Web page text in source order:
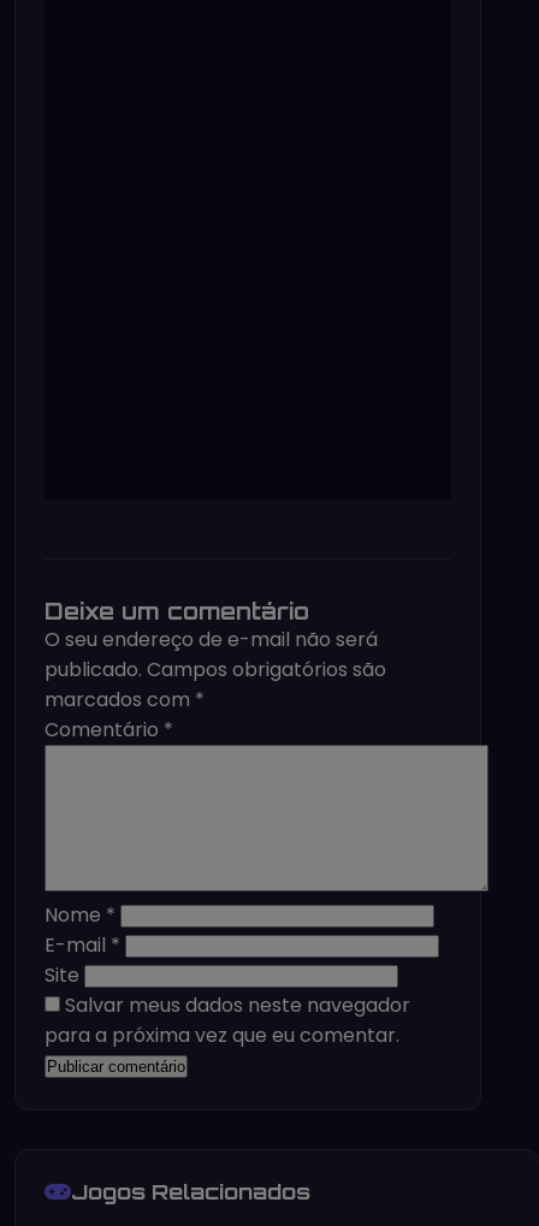
Deixe um comentário
O seu endereço de e-mail não será
publicado. Campos obrigatórios são
marcados com *
Comentário *
Nome *
E-mail *
Site
Salvar meus dados neste navegador
para a próxima vez que eu comentar.
Jogos Relacionados